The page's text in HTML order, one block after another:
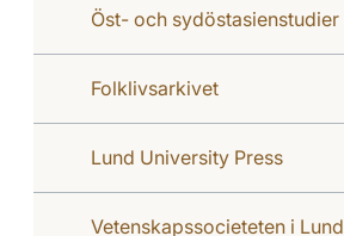
Öst- och sydöstasienstudier
Folklivsarkivet
Lund University Press
Vetenskapssocieteten i Lund